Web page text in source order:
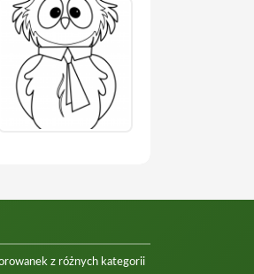
z różnych kategorii